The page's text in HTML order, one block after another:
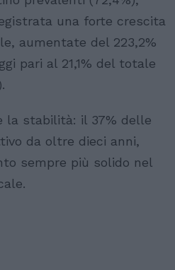
una forte crescita
aumentate del 223,2%
pari al 21,1% del totale
la stabilità: il 37% delle
da oltre dieci anni,
sempre più solido nel